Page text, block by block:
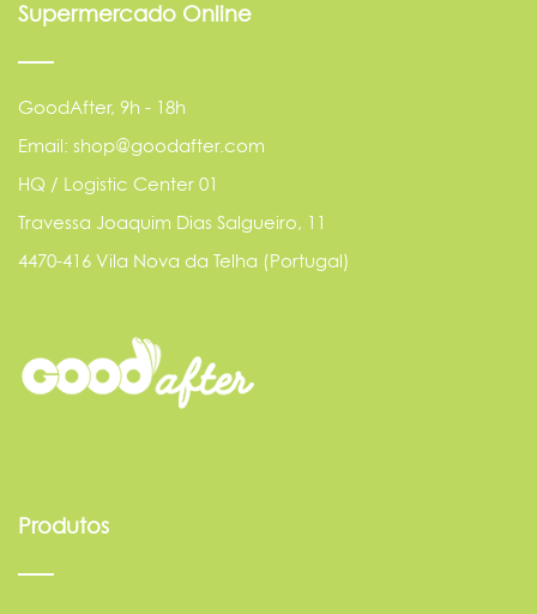
Supermercado Online
GoodAfter, 9h - 18h
Email: shop@goodafter.com
HQ / Logistic Center 01
Travessa Joaquim Dias Salgueiro, 11
4470-416 Vila Nova da Telha (Portugal)
Produtos